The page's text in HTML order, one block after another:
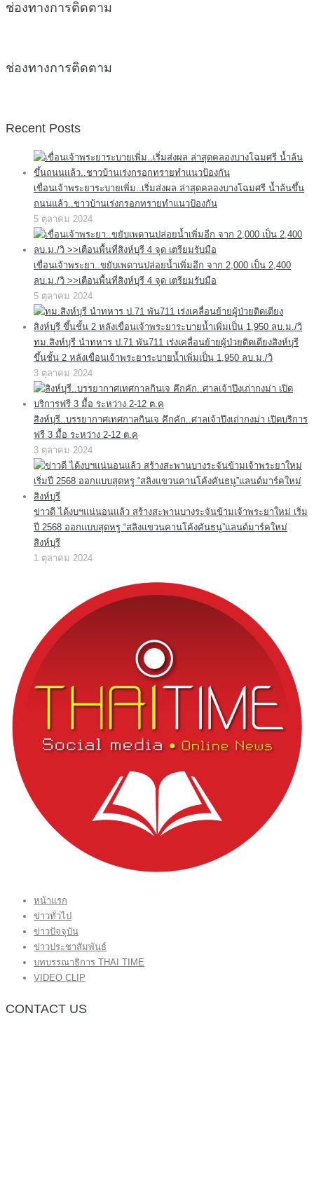
ช่องทางการติดตาม
ช่องทางการติดตาม
Recent Posts
เขื่อนเจ้าพระยาระบายเพิ่ม..เริ่มส่งผล ล่าสุดคลองบางโฉมศรี น้ำล้นขึ้น
ถนนแล้ว..ชาวบ้านเร่งกรอกทรายทำแนวป้องกัน
5 ตุลาคม 2024
เขื่อนเจ้าพระยา..ขยับเพดานปล่อยน้ำเพิ่มอีก จาก 2,000 เป็น 2,400
ลบ.ม./วิ >>เตือนพื้นที่สิงห์บุรี 4 จุด เตรียมรับมือ
5 ตุลาคม 2024
ทม.สิงห์บุรี นำทหาร ป.71 พัน711 เร่งเคลื่อนย้ายผู้ป่วยติดเตียงสิงห์บุรี
ขึ้นชั้น 2 หลังเขื่อนเจ้าพระยาระบายน้ำเพิ่มเป็น 1,950 ลบ.ม./วิ
3 ตุลาคม 2024
สิงห์บุรี..บรรยากาศเทศกาลกินเจ คึกคัก..ศาลเจ้าปึงเถ่ากงม่า เปิดบริการ
ฟรี 3 มื้อ ระหว่าง 2-12 ต.ค
3 ตุลาคม 2024
ข่าวดี ได้งบฯแน่นอนแล้ว สร้างสะพานบางระจันข้ามเจ้าพระยาใหม่ เริ่ม
ปี 2568 ออกแบบสุดหรู “สลิงแขวนคานโค้งคันธนู”แลนด์มาร์คใหม่
สิงห์บุรี
1 ตุลาคม 2024
หน้าแรก
ข่าวทั่วไป
ข่าวปัจจุบัน
ข่าวประชาสัมพันธ์
บทบรรณาธิการ THAI TIME
VIDEO CLIP
CONTACT US